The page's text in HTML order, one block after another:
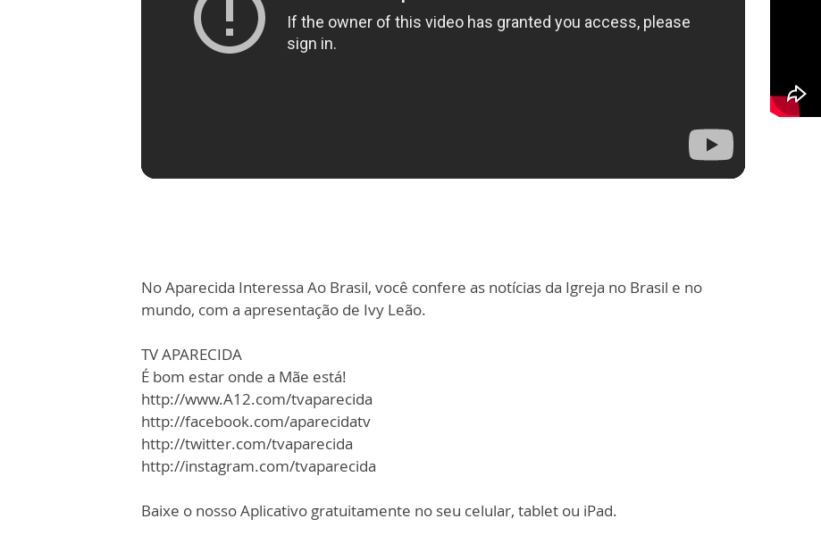
No Aparecida Interessa Ao Brasil, você confere as notícias da Igreja no Brasil e no
mundo, com a apresentação de Ivy Leão.
TV APARECIDA
É bom estar onde a Mãe está!
http://www.A12.com/tvaparecida
http://facebook.com/aparecidatv
http://twitter.com/tvaparecida
http://instagram.com/tvaparecida
Baixe o nosso Aplicativo gratuitamente no seu celular, tablet ou iPad.